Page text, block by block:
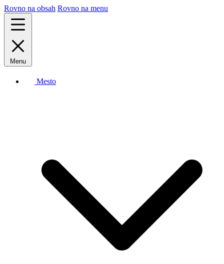
Rovno na obsah Rovno na menu
Menu
Mesto